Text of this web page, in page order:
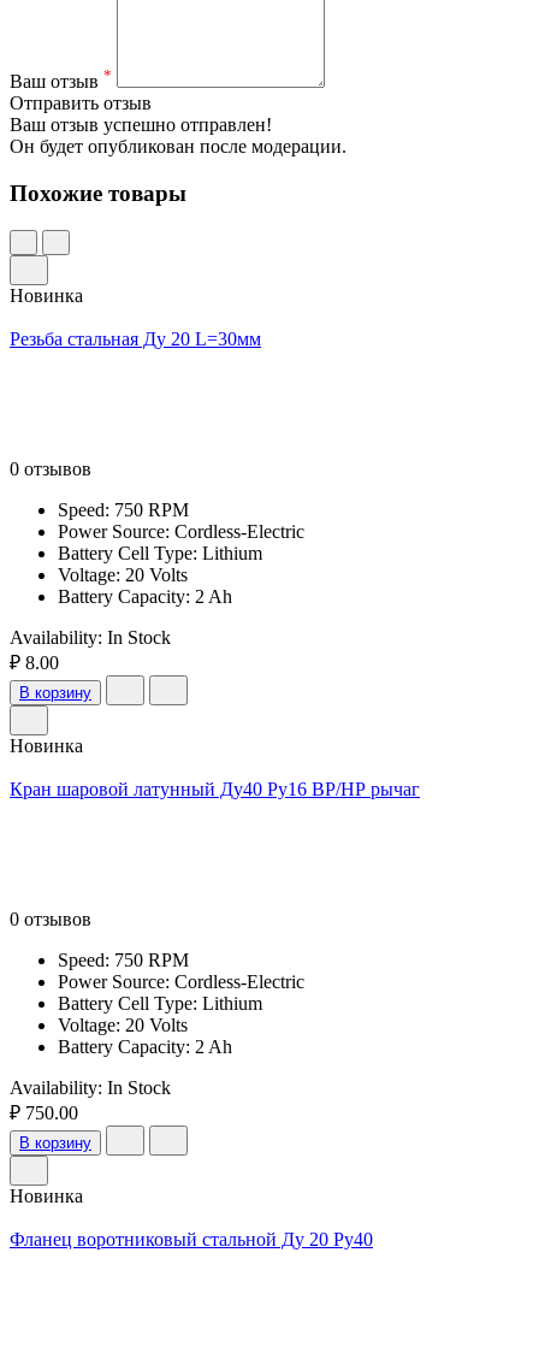
Ваш отзыв *
Отправить отзыв
Ваш отзыв успешно отправлен!
Он будет опубликован после модерации.
Похожие товары
Новинка
Резьба стальная Ду 20 L=30мм
0 отзывов
Speed: 750 RPM
Power Source: Cordless-Electric
Battery Cell Type: Lithium
Voltage: 20 Volts
Battery Capacity: 2 Ah
Availability: In Stock
₽ 8.00
В корзину
Новинка
Кран шаровой латунный Ду40 Ру16 ВР/НР рычаг
0 отзывов
Speed: 750 RPM
Power Source: Cordless-Electric
Battery Cell Type: Lithium
Voltage: 20 Volts
Battery Capacity: 2 Ah
Availability: In Stock
₽ 750.00
В корзину
Новинка
Фланец воротниковый стальной Ду 20 Ру40